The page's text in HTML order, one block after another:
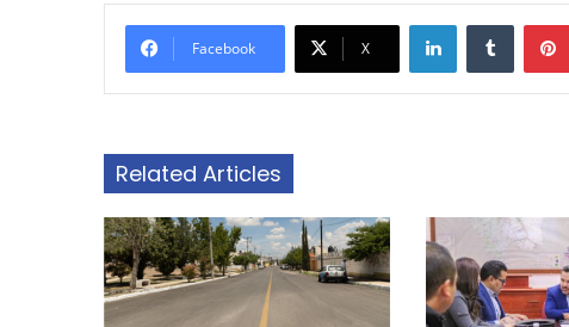
Facebook X
LinkedInTumblr
Related Articles